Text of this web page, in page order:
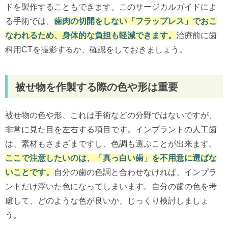
ドを製作することもできます。このサージカルガイドによ
る手術では、 歯肉の切開をしない「フラップレス」でおこ
なわれるため、身体的な負担も軽減できます。 治療前に歯
科用CTを撮影するか、確認をしておきましょう。
被せ物を作製する際の色や形は重要
被せ物の色や形、これは手術などの分野ではないですが、
非常に見た目を左右する項目です。インプラントの人工歯
は、素材もさまざまですし、色調も選ぶことが出来ます。
ここで注意したいのは、「真っ白い歯」を不用意に選ばな
いことです。
自分の歯の色調と合わせなければ、インプラ
ントだけ浮いた色になってしまいます。自分の歯の色を考
慮して、どのような色が良いか、じっくり検討しましょ
う。